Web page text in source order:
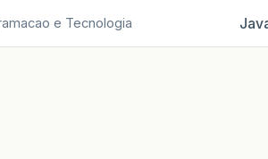
e Tecnologia